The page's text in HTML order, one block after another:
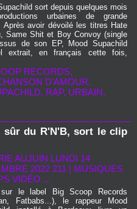
sort depuis quelques mois
urbaines de grande
Après avoir dévoilé les titres Hate
Same Shit et Boy Convoy (single
de son EP, Mood Supachild
extrait, en français cette fois,
RECORDS,
D'AMOUR,
, RAP, URBAIN,
sûr du R'N'B, sort le clip
AUJUIN LUNDI 14
2022 211 | MUSIQUES
VIDÉO ...
le label Big Scoop Records
Fatbabs...), le rappeur Mood